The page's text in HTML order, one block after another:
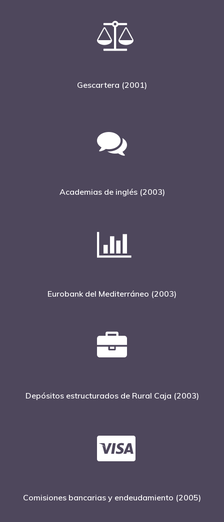
Gescartera (2001)
Academias de inglés (2003)
Eurobank del Mediterráneo (2003)
Depósitos estructurados de Rural Caja (2003)
Comisiones bancarias y endeudamiento (2005)